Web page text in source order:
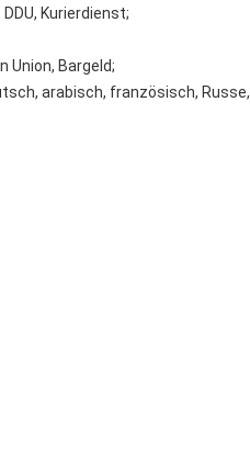
DDU, Kurierdienst;
Union, Bargeld;
arabisch, französisch, Russe,